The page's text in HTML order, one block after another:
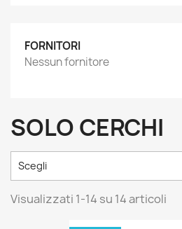
FORNITORI
Nessun fornitore
SOLO CERCHI
Scegli
Visualizzati 1-14 su 14 articoli